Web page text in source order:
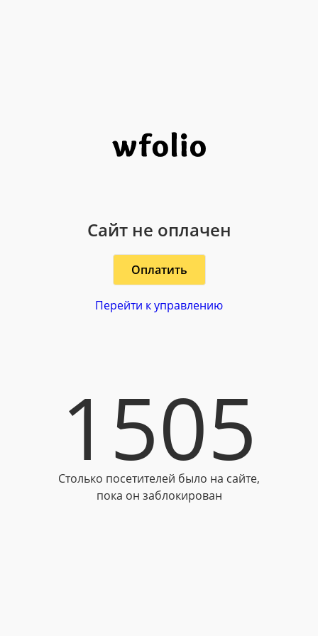
Сайт не оплачен
Оплатить
Перейти к управлению
1505
Столько посетителей было на сайте,
пока он заблокирован